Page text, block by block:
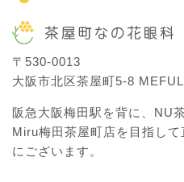
〒530-0013
大阪市北区茶屋町5-8
阪急大阪梅田駅を背に、NU
Miru梅田茶屋町店を目指し
にございます。